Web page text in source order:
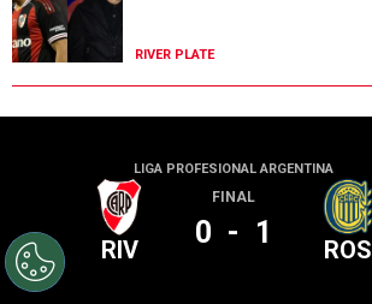
RIVER PLATE
LIGA PROFESIONAL ARGENTINA
RIV
FINAL
0 - 1 ROS